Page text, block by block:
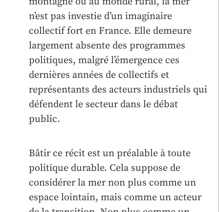
n’est pas investie d’un imaginaire
collectif fort en France. Elle demeure
largement absente des programmes
politiques, malgré l’émergence ces
dernières années de collectifs et
représentants des acteurs industriels qui
défendent le secteur dans le débat
public.
Bâtir ce récit est un préalable à toute
politique durable. Cela suppose de
considérer la mer non plus comme un
espace lointain, mais comme un acteur